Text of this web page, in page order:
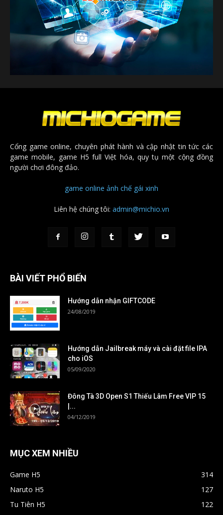
Cổng game online, chuyên phát hành và cập nhật tin tức các
game mobile, game H5 full Việt hóa, quy tụ một cộng đồng
người chơi đông đảo.
game online ảnh chế gái xinh
Liên hệ chúng tôi: admin@michio.vn
BÀI VIẾT PHỔ BIẾN
Hướng dẫn nhận GIFTCODE
24/08/2019
Hướng dẫn Jailbreak máy và cài đặt file IPA
cho iOS
05/09/2020
Đông Tà 3D Open S1 Thiếu Lâm Free VIP 15
|...
04/12/2019
MỤC XEM NHIỀU
Game H5
314
Naruto H5
127
Tu Tiên H5
122